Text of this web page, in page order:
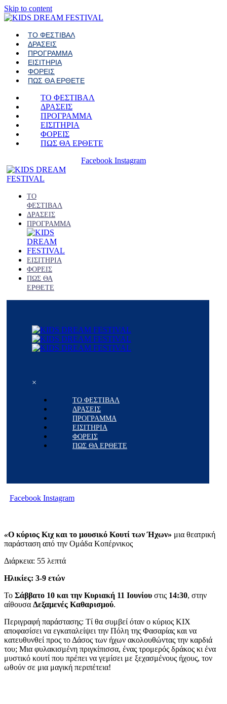
Skip to content
ΤΟ ΦΕΣΤΙΒΑΛ
ΔΡΑΣΕΙΣ
ΠΡΟΓΡΑΜΜΑ
ΕΙΣΙΤΗΡΙΑ
ΦΟΡΕΙΣ
ΠΩΣ ΘΑ ΕΡΘΕΤΕ
ΤΟ ΦΕΣΤΙΒΑΛ
ΔΡΑΣΕΙΣ
ΠΡΟΓΡΑΜΜΑ
ΕΙΣΙΤΗΡΙΑ
ΦΟΡΕΙΣ
ΠΩΣ ΘΑ ΕΡΘΕΤΕ
Facebook Instagram
ΤΟ
ΦΕΣΤΙΒΑΛ
ΔΡΑΣΕΙΣ
ΠΡΟΓΡΑΜΜΑ
ΕΙΣΙΤΗΡΙΑ
ΦΟΡΕΙΣ
ΠΩΣ ΘΑ
ΕΡΘΕΤΕ
×
ΤΟ ΦΕΣΤΙΒΑΛ
ΔΡΑΣΕΙΣ
ΠΡΟΓΡΑΜΜΑ
ΕΙΣΙΤΗΡΙΑ
ΦΟΡΕΙΣ
ΠΩΣ ΘΑ ΕΡΘΕΤΕ
Facebook Instagram
«Ο κύριος Κιχ και το μουσικό Κουτί των Ήχων» μια θεατρική
παράσταση από την Ομάδα Κοπέρνικος
Διάρκεια: 55 λεπτά
Ηλικίες: 3-9 ετών
Το Σάββατο 10 και την Κυριακή 11 Ιουνίου στις 14:30, στην
αίθουσα Δεξαμενές Καθαρισμού.
Περιγραφή παράστασης: Τί θα συμβεί όταν ο κύριος ΚΙΧ
αποφασίσει να εγκαταλείψει την Πόλη της Φασαρίας και να
κατευθυνθεί προς το Δάσος των ήχων ακολουθώντας την καρδιά
του; Μια φυλακισμένη πριγκίπισσα, ένας τρομερός δράκος κι ένα
μυστικό κουτί που πρέπει να γεμίσει με ξεχασμένους ήχους, τον
ωθούν σε μια μαγική περιπέτεια!